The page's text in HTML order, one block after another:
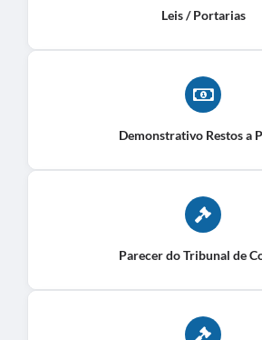
Leis / Portarias
Demonstrativo Restos a
Parecer do Tribunal de